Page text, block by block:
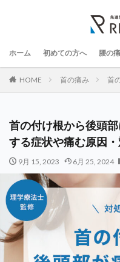
ホーム 初めての方へ 腰の
HOME 首の痛み 首
首の付け根から後頭
する症状や痛む原因
9月 15, 2023 6月 25, 2024